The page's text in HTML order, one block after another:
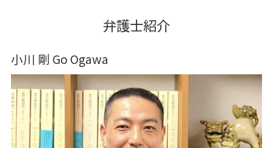
弁護士紹介
小川 剛 Go Ogawa